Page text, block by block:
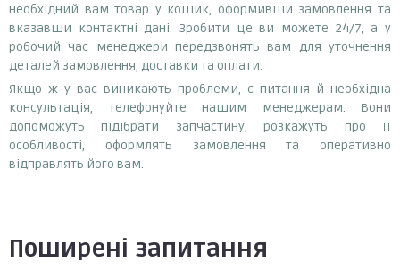
необхідний вам товар у кошик, оформивши замовлення та
вказавши контактні дані. Зробити це ви можете 24/7, а у
робочий час менеджери передзвонять вам для уточнення
деталей замовлення, доставки та оплати.
Якщо ж у вас виникають проблеми, є питання й необхідна
консультація, телефонуйте нашим менеджерам. Вони
допоможуть підібрати запчастину, розкажуть про її
особливості, оформлять замовлення та оперативно
відправлять його вам.
Поширені запитання